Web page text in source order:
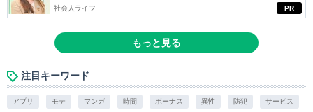
PR
社会人ライフ
もっと見る
注目キーワード
アプリ モテ マンガ 時間 ボーナス 異性 防犯 サービス